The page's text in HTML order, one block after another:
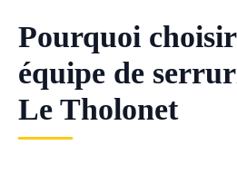
Pourquoi
équipe de
Le Tholonet